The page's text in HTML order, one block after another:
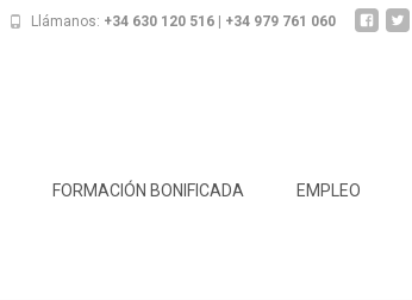
Llámanos: +34 630 120 516 | +34 979 761 060
FORMACIÓN BONIFICADA EMPLEO